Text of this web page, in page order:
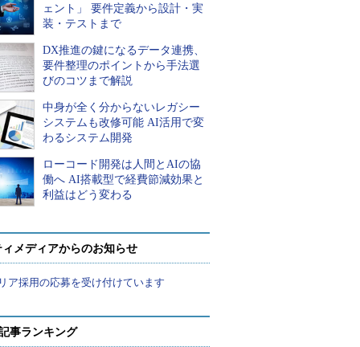
ェント」 要件定義から設計・実
装・テストまで
DX推進の鍵になるデータ連携、
要件整理のポイントから手法選
びのコツまで解説
中身が全く分からないレガシー
システムも改修可能 AI活用で変
わるシステム開発
ローコード開発は人間とAIの協
働へ AI搭載型で経費節減効果と
利益はどう変わる
メディアからのお知らせ
ア採用の応募を受け付けています
事ランキング